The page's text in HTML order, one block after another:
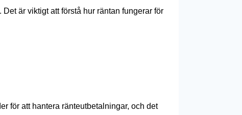
är viktigt att förstå hur räntan fungerar för
för att hantera ränteutbetalningar, och det